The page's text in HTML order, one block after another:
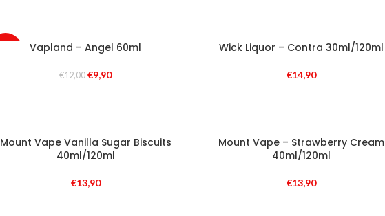
Vapland – Angel 60ml
€12,00 €9,90
Wick Liquor – Contra 30ml/120ml
€14,90
Mount Vape Vanilla Sugar Biscuits
40ml/120ml
€13,90
Mount Vape – Strawberry Cream
40ml/120ml
€13,90